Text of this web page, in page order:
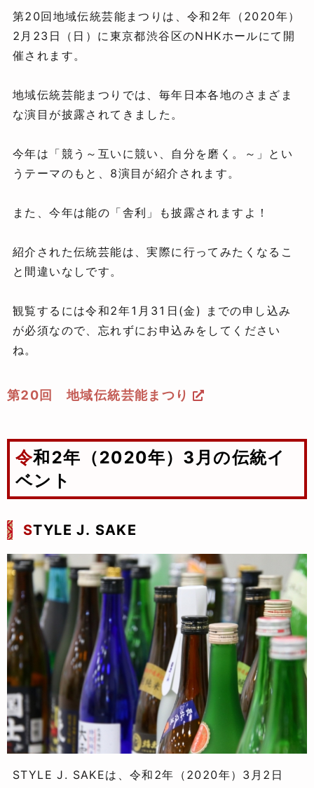
第20回地域伝統芸能まつりは、令和2年（2020年）
2月23日（日）に東京都渋谷区のNHKホールにて開
催されます。
地域伝統芸能まつりでは、毎年日本各地のさまざま
な演目が披露されてきました。
今年は「競う～互いに競い、自分を磨く。～」とい
うテーマのもと、8演目が紹介されます。
また、今年は能の「舎利」も披露されますよ！
紹介された伝統芸能は、実際に行ってみたくなるこ
と間違いなしです。
観覧するには令和2年1月31日(金) までの申し込み
が必須なので、忘れずにお申込みをしてください
ね。
第20回 地域伝統芸能まつり
令和2年（2020年）3月の伝統イ
ベント
STYLE J. SAKE
STYLE J. SAKEは、令和2年（2020年）3月2日